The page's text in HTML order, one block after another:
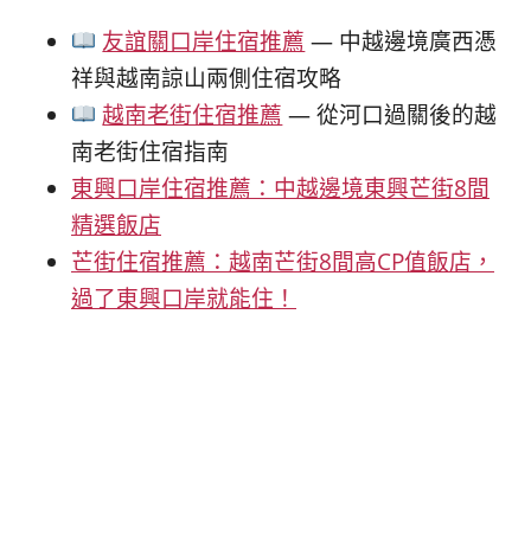
友誼關口岸住宿推薦 — 中越邊境廣西憑
祥與越南諒山兩側住宿攻略
越南老街住宿推薦 — 從河口過關後的越
南老街住宿指南
東興口岸住宿推薦：中越邊境東興芒街8間
精選飯店
芒街住宿推薦：越南芒街8間高CP值飯店，
過了東興口岸就能住！